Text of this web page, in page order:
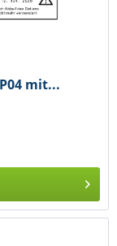
mit...